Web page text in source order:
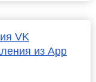
VK
из App